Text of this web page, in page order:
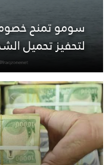
سومو تمنح
لتحفيز تحميل